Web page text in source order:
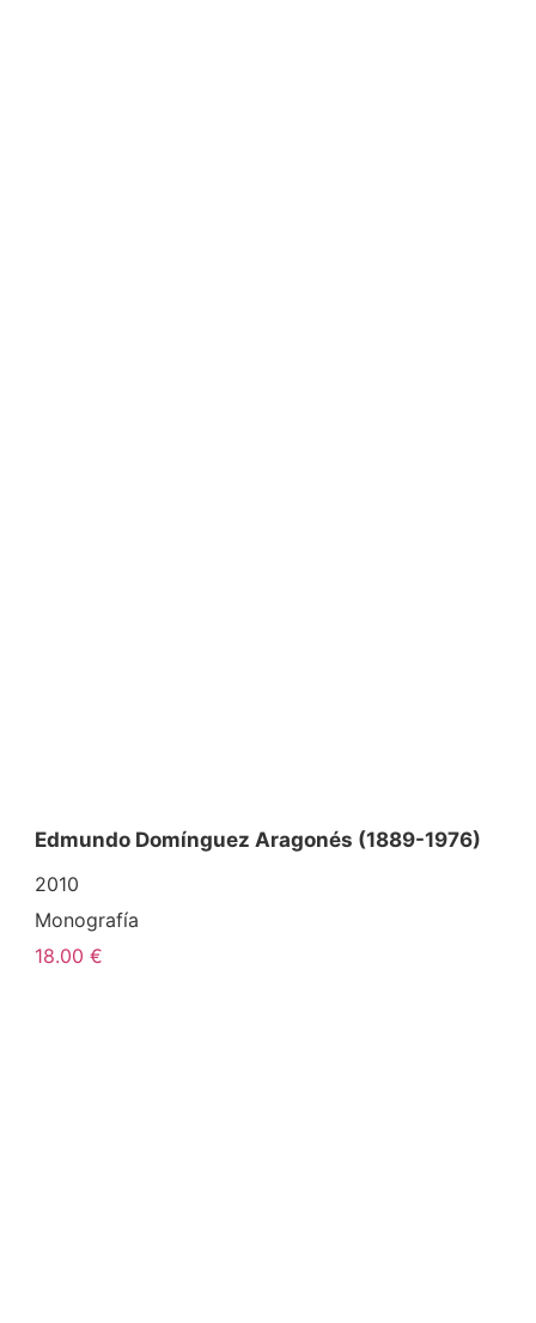
Edmundo Domínguez Aragonés (1889-1976)
2010
Monografía
18.00 €